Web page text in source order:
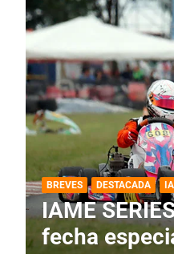
DESTACADA IAME
IAME
fecha con